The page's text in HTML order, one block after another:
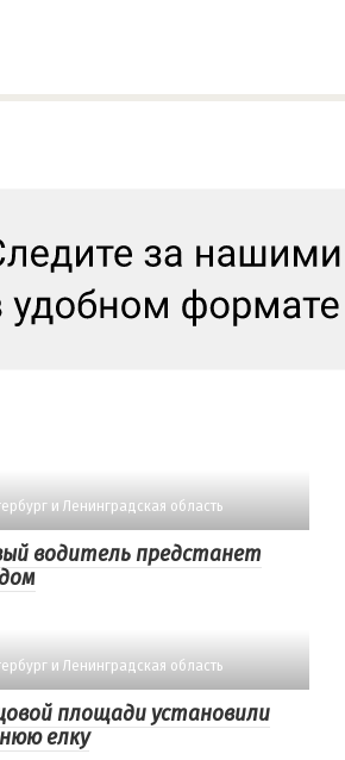
и Ленинградская область
водитель предстанет
и Ленинградская область
площади установили
елку